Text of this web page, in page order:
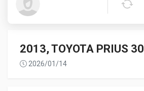
2013, TOYOTA PRIUS 30
2026/01/14